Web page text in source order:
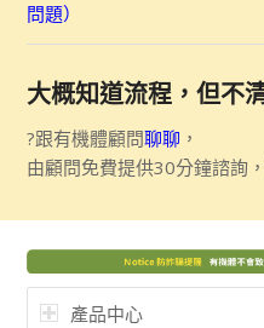
問題）
大概知道流程，但不
?跟有機體顧問聊聊 ，
由顧問免費提供30分鐘諮詢
產品中心